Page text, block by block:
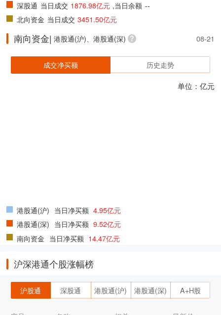
深股通 当日成交 1876.98亿元 ,当日余额 --
北向资金 当日成交 3451.50亿元
南向资金| 港股通(沪)、港股通(深) 08-21
成交净买额 历史走势
单位：亿元
港股通(沪) 当日净买额 4.95亿元
港股通(深) 当日净买额 9.52亿元
南向资金 当日净买额 14.47亿元
沪深港通个股涨幅榜
沪股通 深股通 港股通(沪) 港股通(深) A+H股